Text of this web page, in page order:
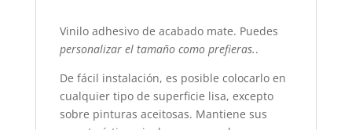
Vinilo adhesivo de acabado mate. Puedes
personalizar el tamaño como prefieras..
De fácil instalación, es posible colocarlo en
cualquier tipo de superficie lisa, excepto
sobre pinturas aceitosas. Mantiene sus